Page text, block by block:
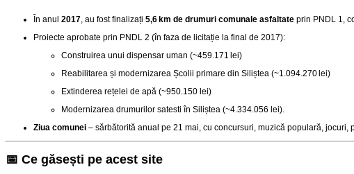
În anul 2017, au fost finalizați 5,6 km de drumuri comunale asfaltate prin PNDL 1,
Proiecte aprobate prin PNDL 2 (în faza de licitație la final de 2017):
Construirea unui dispensar uman (~459.171 lei)
Reabilitarea și modernizarea Școlii primare din Siliștea (~1.094.270 lei)
Extinderea rețelei de apă (~950.150 lei)
Modernizarea drumurilor satesti în Siliștea (~4.334.056 lei).
Ziua comunei – sărbătorită anual pe 21 mai, cu concursuri, muzică populară,
📅 Ce găsești pe acest site